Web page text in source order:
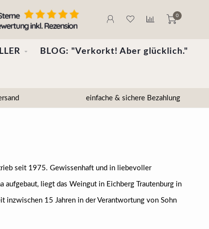
0
BLOG: "Verkorkt! Aber glücklich."
einfache & sichere Bezahlung
seit 1975. Gewissenhaft und in liebevoller
aufgebaut, liegt das Weingut in Eichberg Trautenburg in
inzwischen 15 Jahren in der Verantwortung von Sohn